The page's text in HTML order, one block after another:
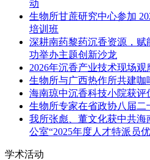
动
生物所甘蔗研究中心参加
培训班
深耕南药黎药沉香资源，
功举办主题创新沙龙
2026年沉香产业技术现场
生物所与广西热作所共建咖
海南琼中沉香科技小院获评
生物所专家在省政协八届
我所张彪、董文化获中共
公室“2025年度人才特派员
学术活动